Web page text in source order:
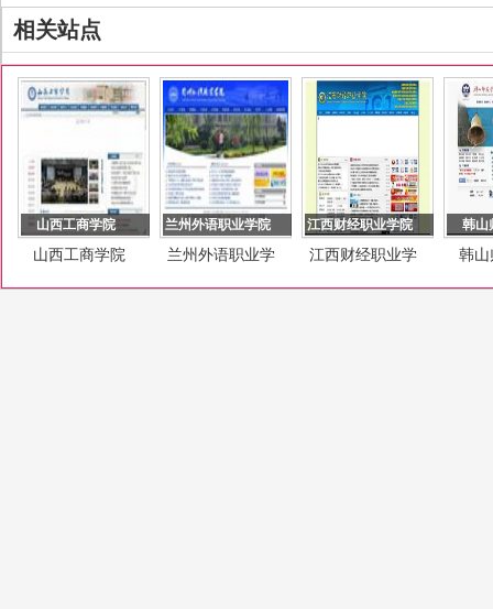
相关站点
山西工商学院
山西工商学院
兰州外语职业学院
兰州外语职业学
江西财经职业学院
江西财经职业学
韩山
韩山